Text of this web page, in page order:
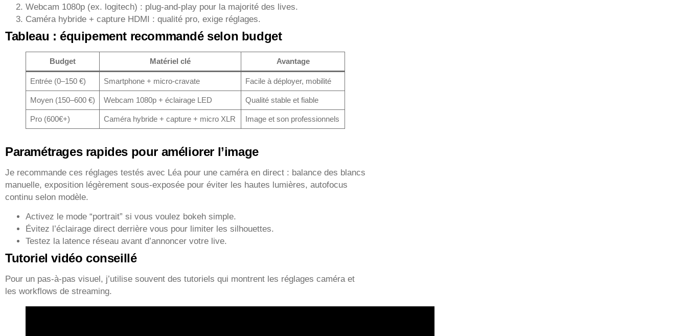
Webcam 1080p (ex. logitech) : plug-and-play pour la majorité des lives.
Caméra hybride + capture HDMI : qualité pro, exige réglages.
Tableau : équipement recommandé selon budget
Budget Matériel clé Avantage
Entrée (0–150 €) Smartphone + micro-cravate Facile à déployer, mobilité
Moyen (150–600 €) Webcam 1080p + éclairage LED Qualité stable et fiable
Pro (600€+) Caméra hybride + capture + micro XLR Image et son professionnels
Paramétrages rapides pour améliorer l’image
Je recommande ces réglages testés avec Léa pour une caméra en direct : balance des blancs
manuelle, exposition légèrement sous-exposée pour éviter les hautes lumières, autofocus
continu selon modèle.
Activez le mode “portrait” si vous voulez bokeh simple.
Évitez l’éclairage direct derrière vous pour limiter les silhouettes.
Testez la latence réseau avant d’annoncer votre live.
Tutoriel vidéo conseillé
Pour un pas-à-pas visuel, j’utilise souvent des tutoriels qui montrent les réglages caméra et
les workflows de streaming.